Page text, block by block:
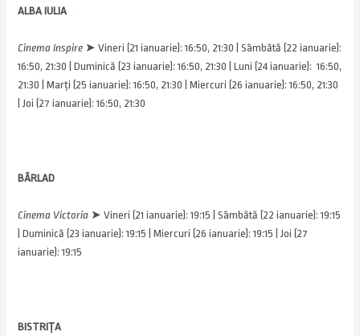
ALBA IULIA
Cinema Inspire ➤ Vineri (21 ianuarie): 16:50, 21:30 | Sâmbătă (22 ianuarie):
16:50, 21:30 | Duminică (23 ianuarie): 16:50, 21:30 | Luni (24 ianuarie): 16:50,
21:30 | Marți (25 ianuarie): 16:50, 21:30 | Miercuri (26 ianuarie): 16:50, 21:30
| Joi (27 ianuarie): 16:50, 21:30
BÂRLAD
Cinema Victoria ➤ Vineri (21 ianuarie): 19:15 | Sâmbătă (22 ianuarie): 19:15
| Duminică (23 ianuarie): 19:15 | Miercuri (26 ianuarie): 19:15 | Joi (27
ianuarie): 19:15
BISTRIȚA